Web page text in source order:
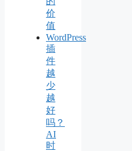
价
值
WordPress
插
件
越
少
越
好
吗？
AI
时